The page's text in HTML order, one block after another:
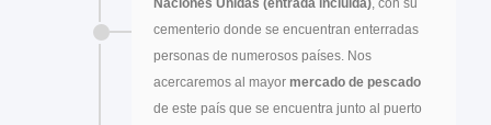
Naciones Unidas (entrada incluida), con su
cementerio donde se encuentran enterradas
personas de numerosos países. Nos
acercaremos al mayor mercado de pescado
de este país que se encuentra junto al puerto